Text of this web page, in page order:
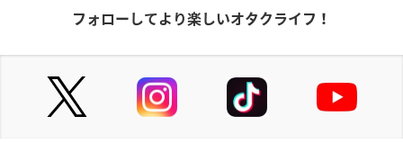
フォローしてより楽しいオタクライフ！